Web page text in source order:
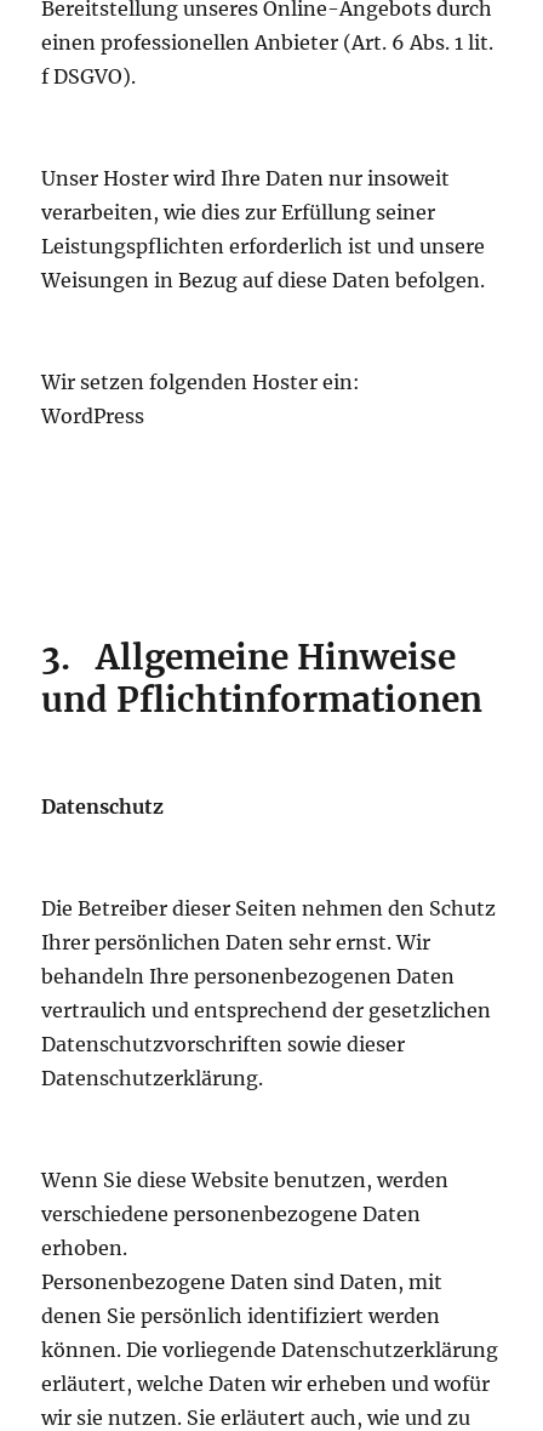
Bereitstellung unseres Online-Angebots durch
einen professionellen Anbieter (Art. 6 Abs. 1 lit.
f DSGVO).
Unser Hoster wird Ihre Daten nur insoweit
verarbeiten, wie dies zur Erfüllung seiner
Leistungspflichten erforderlich ist und unsere
Weisungen in Bezug auf diese Daten befolgen.
Wir setzen folgenden Hoster ein:
WordPress
3.Allgemeine Hinweise
und Pflichtinformationen
Datenschutz
Die Betreiber dieser Seiten nehmen den Schutz
Ihrer persönlichen Daten sehr ernst. Wir
behandeln Ihre personenbezogenen Daten
vertraulich und entsprechend der gesetzlichen
Datenschutzvorschriften sowie dieser
Datenschutzerklärung.
Wenn Sie diese Website benutzen, werden
verschiedene personenbezogene Daten
erhoben.
Personenbezogene Daten sind Daten, mit
denen Sie persönlich identifiziert werden
können. Die vorliegende Datenschutzerklärung
erläutert, welche Daten wir erheben und wofür
wir sie nutzen. Sie erläutert auch, wie und zu